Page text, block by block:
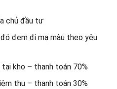
chủ đầu tư
đem đi mạ màu theo yêu
kho – thanh toán 70%
thu – thanh toán 30%